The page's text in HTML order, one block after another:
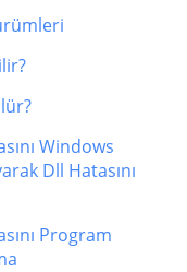
Windows
Dll Hatasını
Program